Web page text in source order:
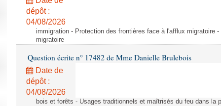
dépôt :
04/08/2026
immigration - Protection des frontières face à l'afflux migratoire
migratoire
Question écrite n° 17482 de Mme Danielle Brulebois
Date de
dépôt :
04/08/2026
bois et forêts - Usages traditionnels et maîtrisés du feu dans la